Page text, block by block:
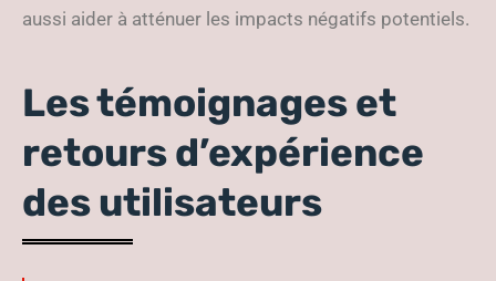
aussi aider à atténuer les impacts négatifs potentiels.
Les témoignages et
retours d’expérience
des utilisateurs